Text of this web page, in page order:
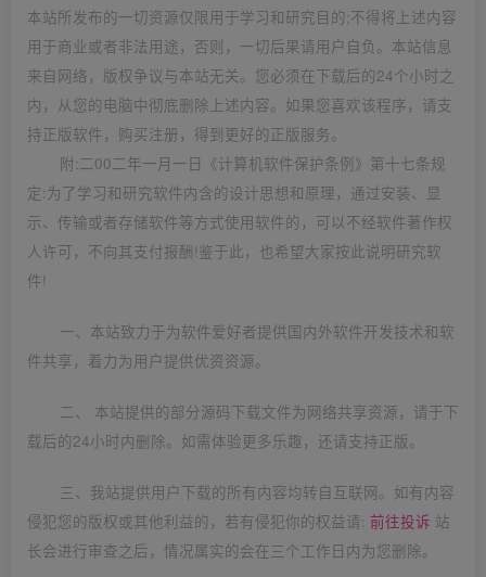
本站所发布的一切资源仅限用于学习和研究目的;不得将上述内容
用于商业或者非法用途，否则，一切后果请用户自负。本站信息
来自网络，版权争议与本站无关。您必须在下载后的24个小时之
内，从您的电脑中彻底删除上述内容。如果您喜欢该程序，请支
持正版软件，购买注册，得到更好的正版服务。
附:二00二年一月一日《计算机软件保护条例》第十七条规
定:为了学习和研究软件内含的设计思想和原理，通过安装、显
示、传输或者存储软件等方式使用软件的，可以不经软件著作权
人许可，不向其支付报酬!鉴于此，也希望大家按此说明研究软
件!
一、本站致力于为软件爱好者提供国内外软件开发技术和软
件共享，着力为用户提供优资资源。
二、 本站提供的部分源码下载文件为网络共享资源，请于下
载后的24小时内删除。如需体验更多乐趣，还请支持正版。
三、我站提供用户下载的所有内容均转自互联网。如有内容
侵犯您的版权或其他利益的，若有侵犯你的权益请: 前往投诉 站
长会进行审查之后，情况属实的会在三个工作日内为您删除。